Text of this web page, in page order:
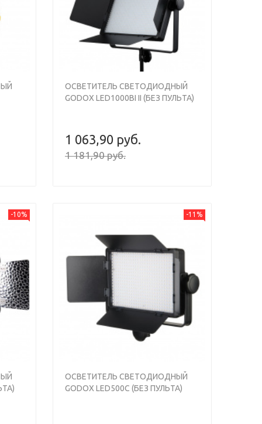
ОСВЕТИТЕЛЬ СВЕТОДИОДНЫЙ
GODOX LED1000BI II (БЕЗ ПУЛЬТА)
1 063,90 руб.
1 181,90 руб.
-10% -11%
ОСВЕТИТЕЛЬ СВЕТОДИОДНЫЙ
GODOX LED500C (БЕЗ ПУЛЬТА)